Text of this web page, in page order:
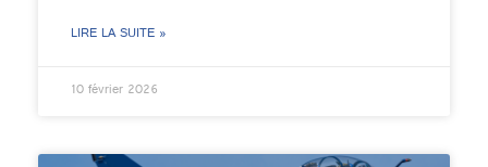
LIRE LA SUITE »
10 février 2026